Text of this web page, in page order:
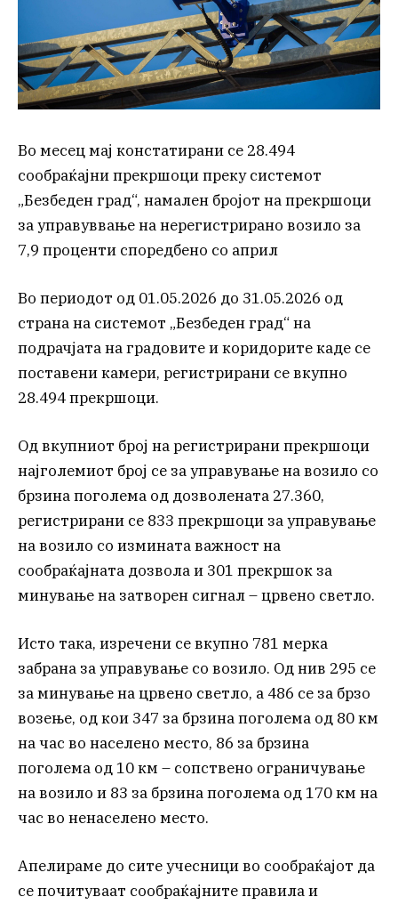
Во месец мај констатирани се 28.494
сообраќајни прекршоци преку системот
„Безбеден град“, намален бројот на прекршоци
за управуввање на нерегистрирано возило за
7,9 проценти споредбено со април
Во периодот од 01.05.2026 до 31.05.2026 од
страна на системот „Безбеден град“ на
подрачјата на градовите и коридорите каде се
поставени камери, регистрирани се вкупно
28.494 прекршоци.
Од вкупниот број на регистрирани прекршоци
најголемиот број се за управување на возило со
брзина поголема од дозволената 27.360,
регистрирани се 833 прекршоци за управување
на возило со измината важност на
сообраќајната дозвола и 301 прекршок за
минување на затворен сигнал – црвено светло.
Исто така, изречени се вкупно 781 мерка
забрана за управување со возило. Од нив 295 се
за минување на црвено светло, а 486 се за брзо
возење, од кои 347 за брзина поголема од 80 км
на час во населено место, 86 за брзина
поголема од 10 км – сопствено ограничување
на возило и 83 за брзина поголема од 170 км на
час во ненаселено место.
Апелираме до сите учесници во сообраќајот да
се почитуваат сообраќајните правила и